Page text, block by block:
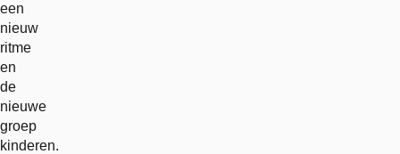
een
nieuw
ritme
en
de
nieuwe
groep
kinderen.